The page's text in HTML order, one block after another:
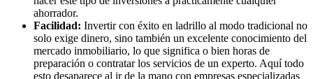
ahorrador.
Facilidad: Invertir con éxito en ladrillo al modo tradicional no
solo exige dinero, sino también un excelente conocimiento del
mercado inmobiliario, lo que significa o bien horas de
preparación o contratar los servicios de un experto. Aquí todo
esto desaparece al ir de la mano con empresas especializadas